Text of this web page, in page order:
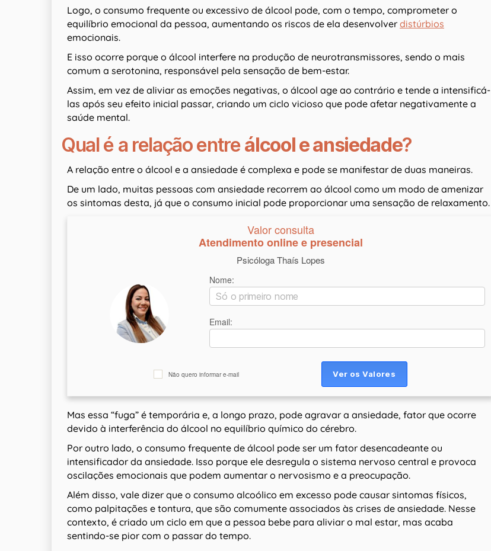
Logo, o consumo frequente ou excessivo de álcool pode, com o tempo, comprometer o
equilíbrio emocional da pessoa, aumentando os riscos de ela desenvolver distúrbios
emocionais.
E isso ocorre porque o álcool interfere na produção de neurotransmissores, sendo o mais
comum a serotonina, responsável pela sensação de bem-estar.
Assim, em vez de aliviar as emoções negativas, o álcool age ao contrário e tende a intensificá-
las após seu efeito inicial passar, criando um ciclo vicioso que pode afetar negativamente a
saúde mental.
Qual é a relação entreálcool e ansiedade?
A relação entre o álcool e a ansiedade é complexa e pode se manifestar de duas maneiras.
De um lado, muitas pessoas com ansiedade recorrem ao álcool como um modo de amenizar
os sintomas desta, já que o consumo inicial pode proporcionar uma sensação de relaxamento.
Valor consulta
Atendimento online e presencial
Psicóloga Thaís Lopes
Nome:
Email:
Não quero informar e-mail
Mas essa “fuga” é temporária e, a longo prazo, pode agravar a ansiedade, fator que ocorre
devido à interferência do álcool no equilíbrio químico do cérebro.
Por outro lado, o consumo frequente de álcool pode ser um fator desencadeante ou
intensificador da ansiedade. Isso porque ele desregula o sistema nervoso central e provoca
oscilações emocionais que podem aumentar o nervosismo e a preocupação.
Além disso, vale dizer que o consumo alcoólico em excesso pode causar sintomas físicos,
como palpitações e tontura, que são comumente associados às crises de ansiedade. Nesse
contexto, é criado um ciclo em que a pessoa bebe para aliviar o mal estar, mas acaba
sentindo-se pior com o passar do tempo.